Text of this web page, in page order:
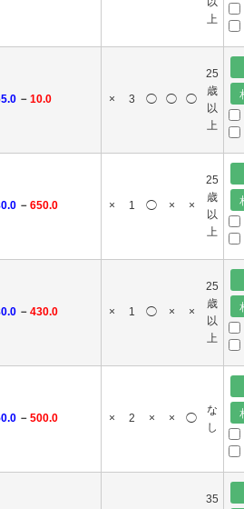
上
－ 10.0 × 3 ◯ ◯ ◯
25
歳
以
上
－ 650.0 × 1 ◯ × ×
25
歳
以
上
－ 430.0 × 1 ◯ × ×
25
歳
以
上
－ 500.0 × 2 × × ◯
な
し
35